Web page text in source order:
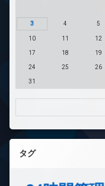
3 4 5
10 11 12
17 18 19
24 25 26
31
タグ